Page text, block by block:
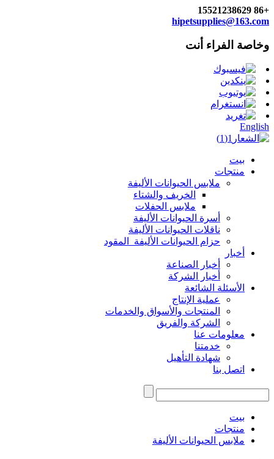
+86 15521238629
hipetsupplies@163.com
وخاصة الفراء أنت
English
بيت
منتجات
ملابس الحيوانات الأليفة
الخريف والشتاء
ملابس الحفلات
أسرة الحيوانات الأليفة
ناقلات الحيوانات الأليفة
حزام الحيوانات الأليفة_المقود
أخبار
أخبار الصناعة
أخبار الشركة
الأسئلة الشائعة
عملية الإنتاج
المنتجات والأسواق والخدمات
الشركة والفريق
معلومات عنا
خدمتنا
شهادة التأهيل
اتصل بنا
بيت
منتجات
ملابس الحيوانات الأليفة